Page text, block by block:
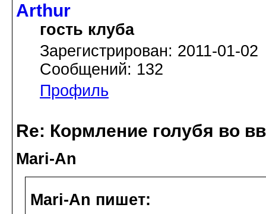
Arthur
гость клуба
Зарегистрирован: 2011-01-02
Сообщений: 132
Профиль
Re: Кормление голубя во
Mari-An
Mari-An пишет: